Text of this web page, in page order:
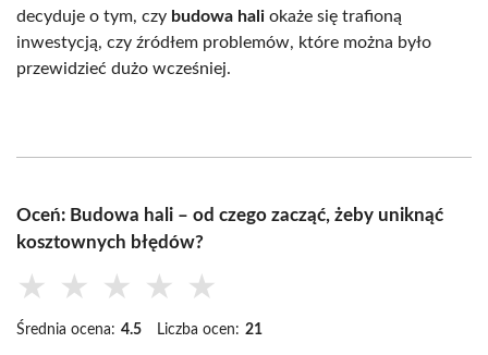
decyduje o tym, czy budowa hali okaże się trafioną
inwestycją, czy źródłem problemów, które można było
przewidzieć dużo wcześniej.
Oceń: Budowa hali – od czego zacząć, żeby uniknąć
kosztownych błędów?
★ ★ ★ ★ ★
Średnia ocena: 4.5 Liczba ocen: 21